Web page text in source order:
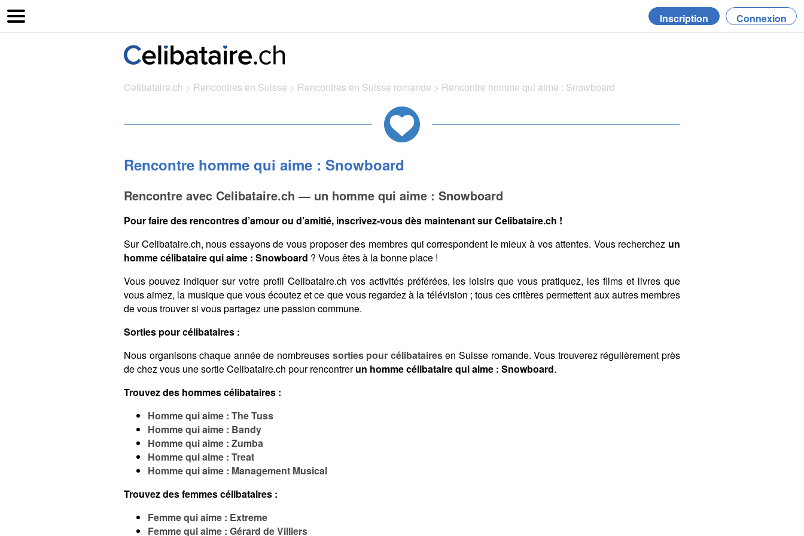
Inscription Connexion
Celibataire.ch > Rencontres en Suisse > Rencontres en Suisse romande > Rencontre homme qui aime : Snowboard
Rencontre homme qui aime : Snowboard
Rencontre avec Celibataire.ch — un homme qui aime : Snowboard
Pour faire des rencontres d’amour ou d’amitié, inscrivez-vous dès maintenant sur Celibataire.ch !
Sur Celibataire.ch, nous essayons de vous proposer des membres qui correspondent le mieux à vos attentes. Vous recherchez un
homme célibataire qui aime : Snowboard ? Vous êtes à la bonne place !
Vous pouvez indiquer sur votre profil Celibataire.ch vos activités préférées, les loisirs que vous pratiquez, les films et livres que
vous aimez, la musique que vous écoutez et ce que vous regardez à la télévision ; tous ces critères permettent aux autres membres
de vous trouver si vous partagez une passion commune.
Sorties pour célibataires :
Nous organisons chaque année de nombreuses sorties pour célibatairesen Suisse romande. Vous trouverez régulièrement près
de chez vous une sortie Celibataire.ch pour rencontrerun homme célibataire qui aime : Snowboard.
Trouvez des hommes célibataires :
Homme qui aime : The Tuss
Homme qui aime : Bandy
Homme qui aime : Zumba
Homme qui aime : Treat
Homme qui aime : Management Musical
Trouvez des femmes célibataires :
Femme qui aime : Extreme
Femme qui aime : Gérard de Villiers